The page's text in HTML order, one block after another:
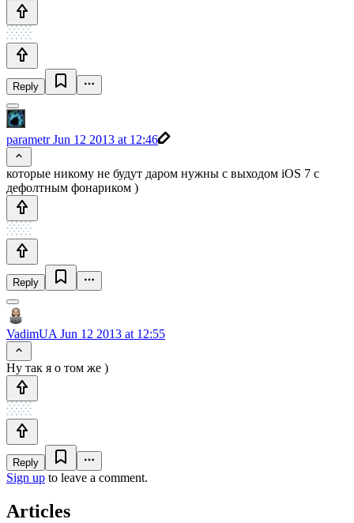
Reply
parametrJun 12 2013 at 12:46
которые никому не будут даром нужны с выходом iOS 7 с
дефолтным фонариком )
Reply
VadimUA Jun 12 2013 at 12:55
Ну так я о том же )
Reply
Sign up to leave a comment.
Articles